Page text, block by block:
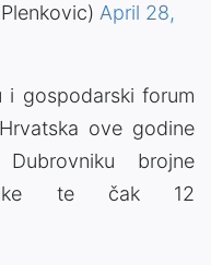
April 28,
i gospodarski forum
ove godine
brojne
te čak 12